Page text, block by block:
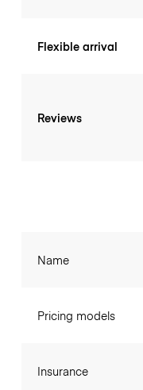
Flexible arrival
Reviews
Name
Pricing models
Insurance